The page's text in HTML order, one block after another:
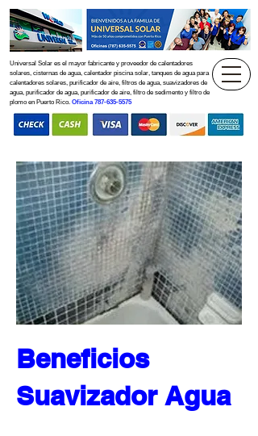
Universal Solar es el mayor fabricante y proveedor de calentadores
solares, cisternas de agua, calentador piscina solar, tanques de agua para
calentadores solares, purificador de aire, filtros de agua, suavizadores de
agua, purificador de agua, purificador de aire, filtro de sedimento y filtro de
plomo en Puerto Rico. Oficina787-635-5575
Beneficios
Suavizador Agua